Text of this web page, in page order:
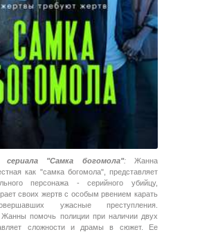
сериала "Самка богомола":Жанна
как "самка богомола", представляет
персонажа - серийного убийцу,
своих жертв с особым рвением карать
ужасные преступления.
Жанны помочь полиции при наличии двух
сложности и драмы в сюжет. Ее